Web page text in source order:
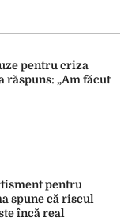
pentru criza
răspuns: „Am făcut
pentru
spune că riscul
încă real